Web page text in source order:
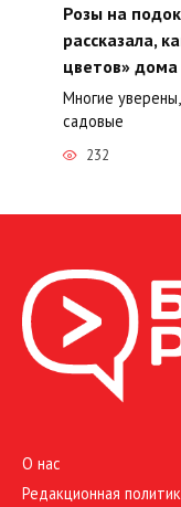
Розы на
рассказала,
цветов» дома
Многие
садовые
232
О нас
Редакционная